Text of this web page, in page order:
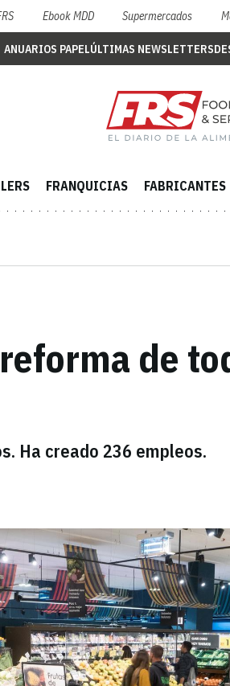
Ebook MDD Supermercados
ANUARIOS PAPELÚLTIMAS NEWSLETTERS
FRANQUICIAS FABRICANTES
de
Ha creado 236 empleos.